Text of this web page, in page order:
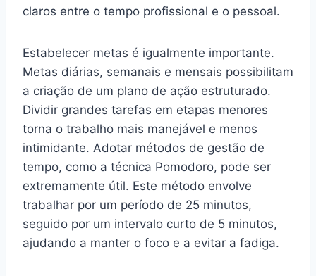
claros entre o tempo profissional e o pessoal.
Estabelecer metas é igualmente importante.
Metas diárias, semanais e mensais possibilitam
a criação de um plano de ação estruturado.
Dividir grandes tarefas em etapas menores
torna o trabalho mais manejável e menos
intimidante. Adotar métodos de gestão de
tempo, como a técnica Pomodoro, pode ser
extremamente útil. Este método envolve
trabalhar por um período de 25 minutos,
seguido por um intervalo curto de 5 minutos,
ajudando a manter o foco e a evitar a fadiga.